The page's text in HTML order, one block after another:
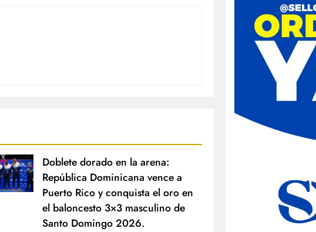
Doblete dorado en la arena:
República Dominicana vence a
Puerto Rico y conquista el oro en
el baloncesto 3×3 masculino de
Santo Domingo 2026.